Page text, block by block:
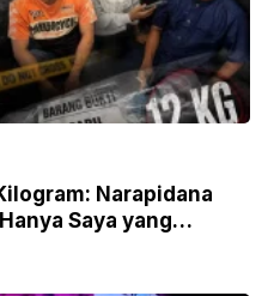
Narapidana
Saya yang